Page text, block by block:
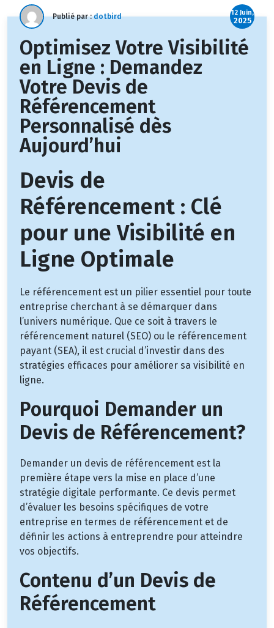
Publié par :dotbird 12 Juin,
2025
Optimisez Votre Visibilité
en Ligne : Demandez
Votre Devis de
Référencement
Personnalisé dès
Aujourd’hui
Devis de
Référencement : Clé
pour une Visibilité en
Ligne Optimale
Le référencement est un pilier essentiel pour toute
entreprise cherchant à se démarquer dans
l’univers numérique. Que ce soit à travers le
référencement naturel (SEO) ou le référencement
payant (SEA), il est crucial d’investir dans des
stratégies efficaces pour améliorer sa visibilité en
ligne.
Pourquoi Demander un
Devis de Référencement?
Demander un devis de référencement est la
première étape vers la mise en place d’une
stratégie digitale performante. Ce devis permet
d’évaluer les besoins spécifiques de votre
entreprise en termes de référencement et de
définir les actions à entreprendre pour atteindre
vos objectifs.
Contenu d’un Devis de
Référencement